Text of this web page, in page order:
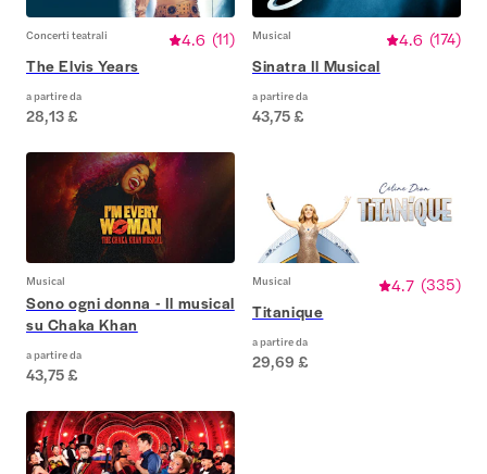
Concerti teatrali 4.6 (11)
The Elvis Years
a partire da
28,13 £
Musical 4.6 (174)
Sinatra Il Musical
a partire da
43,75 £
Musical
Sono ogni donna - Il musical
su Chaka Khan
a partire da
43,75 £
Musical 4.7 (335)
Titanique
a partire da
29,69 £